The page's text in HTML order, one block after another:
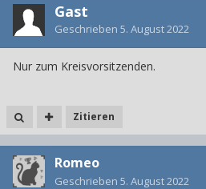
Gast
Geschrieben 5. August 2022
Nur zum Kreisvorsitzenden.
Zitieren
Romeo
Geschrieben 5. August 2022